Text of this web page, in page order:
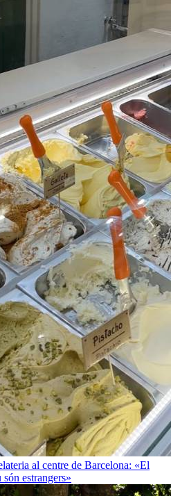
al centre de Barcelona: «El
estrangers»